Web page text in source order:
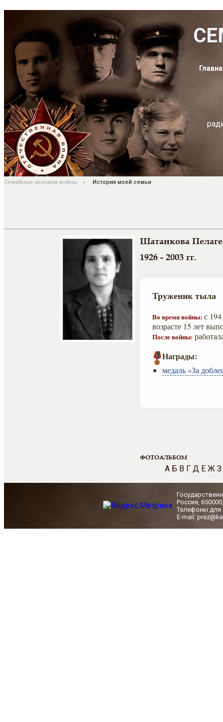
Семейные хроники войны История моей семьи
Шатанкова
1926 - 2003 гг.
Труженик тыла
Во время войны: с
возрасте 15 лет
После войны:
Награды:
медаль «За
ФОТОАЛЬБОМ
А Б В Г Д Е Ж З
Россия,
Телефоны для
E-mail: